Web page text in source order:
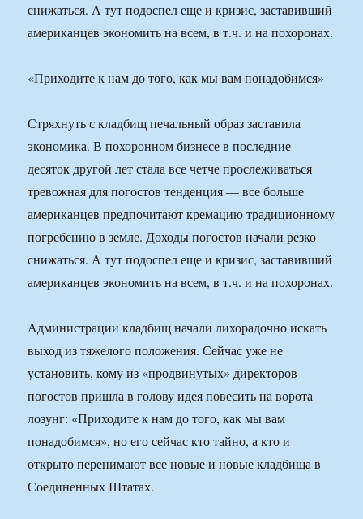
снижаться. А тут подоспел еще и кризис, заставивший
американцев экономить на всем, в т.ч. и на похоронах.
«Приходите к нам до того, как мы вам понадобимся»
Стряхнуть с кладбищ печальный образ заставила
экономика. В похоронном бизнесе в последние
десяток другой лет стала все четче прослеживаться
тревожная для погостов тенденция — все больше
американцев предпочитают кремацию традиционному
погребению в земле. Доходы погостов начали резко
снижаться. А тут подоспел еще и кризис, заставивший
американцев экономить на всем, в т.ч. и на похоронах.
Администрации кладбищ начали лихорадочно искать
выход из тяжелого положения. Сейчас уже не
установить, кому из «продвинутых» директоров
погостов пришла в голову идея повесить на ворота
лозунг: «Приходите к нам до того, как мы вам
понадобимся», но его сейчас кто тайно, а кто и
открыто перенимают все новые и новые кладбища в
Соединенных Штатах.